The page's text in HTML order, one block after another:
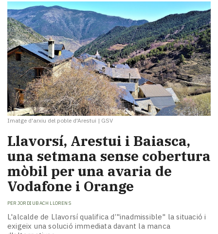
Imatge d'arxiu del poble d'Arestui | GSV
Llavorsí, Arestui i Baiasca,
una setmana sense cobertura
mòbil per una avaria de
Vodafone i Orange
PER JORDI UBACH LLORENS
L'alcalde de Llavorsí qualifica d’"inadmissible" la situació i
exigeix una solució immediata davant la manca